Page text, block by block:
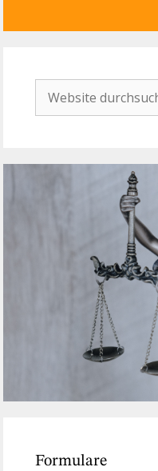
Website
durchsuchen
Formulare